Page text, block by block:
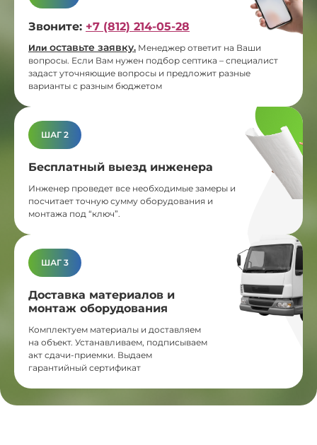
Звоните: +7 (812) 214-05-28
Или оставьте заявку. Менеджер ответит на Ваши
вопросы. Если Вам нужен подбор септика – специалист
задаст уточняющие вопросы и предложит разные
варианты с разным бюджетом
ШАГ 2
Бесплатный выезд инженера
Инженер проведет все необходимые замеры и
посчитает точную сумму оборудования и
монтажа под “ключ”.
ШАГ 3
Доставка материалов и
монтаж оборудования
Комплектуем материалы и доставляем
на объект. Устанавливаем, подписываем
акт сдачи-приемки. Выдаем
гарантийный сертификат